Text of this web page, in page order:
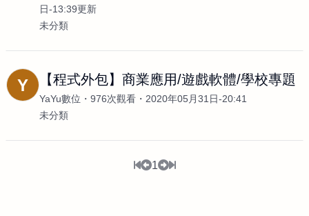
日-13:39更新
未分類
Y 【程式外包】商業應用/遊戲軟體/學校專題
YaYu數位 976次觀看
2020年05月31日-20:41
未分類
1